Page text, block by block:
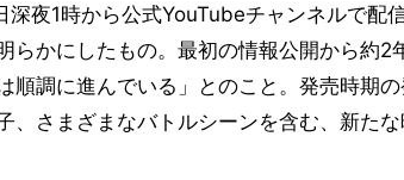
深夜1時から公式YouTubeチャンネルで
らかにしたもの。最初の情報公開から約
は順調に進んでいる」とのこと。発売時期
、さまざまなバトルシーンを含む、新たな